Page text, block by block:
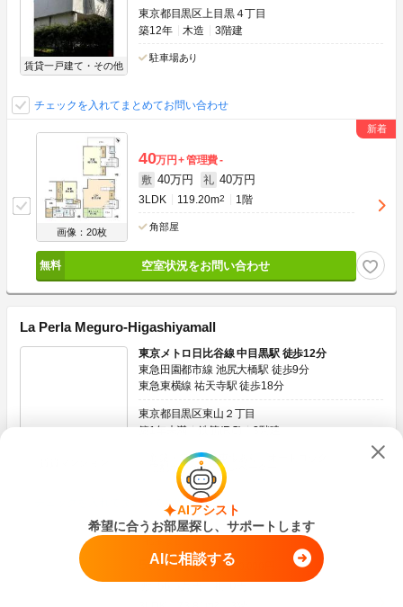
賃貸一戸建て・その他
東京都目黒区上目黒４丁目
築12年
木造 3階建
駐車場あり
チェックを入れてまとめてお問い合わせ
画像：20枚
40万円 管理費-
敷 40万円 礼 40万円
3LDK 119.20m2 1階
角部屋
空室状況をお問い合わせ
La Perla Meguro-Higashiyamall
東京メトロ日比谷線 中目黒駅 徒歩12分
東急田園都市線 池尻大橋駅 徒歩9分
東急東横線 祐天寺駅 徒歩18分
東京都目黒区東山２丁目
築1年未満
鉄筋(RC) 3階建
新築・築浅 駐車場あり
宅配ボックス
エレベーター
チェックを入れてまとめてお問い合わせ
56.5万円 管理費20,000円
敷 56.5万円 礼 0円
AIアシスト
希望に合うお部屋探し、サポートします
AIに相談する